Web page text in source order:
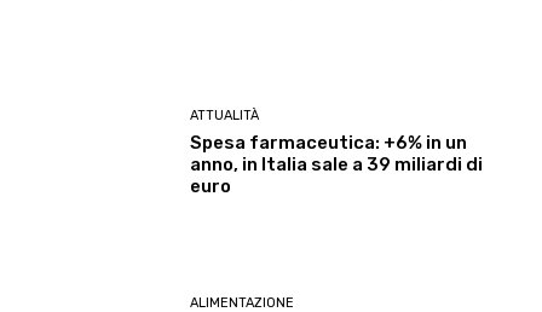
ATTUALITÀ
Spesa farmaceutica: +6% in un
anno, in Italia sale a 39 miliardi di
euro
ALIMENTAZIONE